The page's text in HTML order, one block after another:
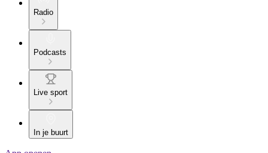
Radio
Podcasts
Live sport
In je buurt